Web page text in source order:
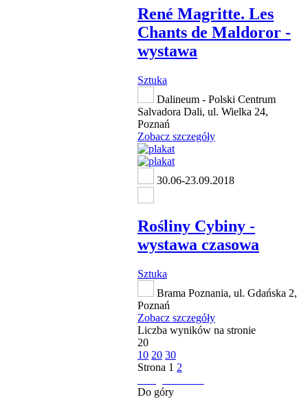
René Magritte. Les
Chants de Maldoror -
wystawa
Sztuka
Dalineum - Polski Centrum
Salvadora Dali, ul. Wielka 24,
Poznań
Zobacz szczegóły
30.06-23.09.2018
Rośliny Cybiny -
wystawa czasowa
Sztuka
Brama Poznania, ul. Gdańska 2,
Poznań
Zobacz szczegóły
Liczba wyników na stronie
20
10 20 30
Strona 1 2
Do góry